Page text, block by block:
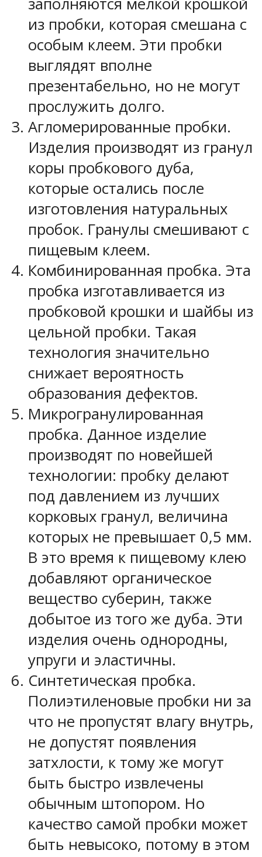
из пробки, которая смешана с
особым клеем. Эти пробки
выглядят вполне
презентабельно, но не могут
прослужить долго.
Агломерированные пробки.
Изделия производят из гранул
коры пробкового дуба,
которые остались после
изготовления натуральных
пробок. Гранулы смешивают с
пищевым клеем.
Комбинированная пробка. Эта
пробка изготавливается из
пробковой крошки и шайбы из
цельной пробки. Такая
технология значительно
снижает вероятность
образования дефектов.
Микрогранулированная
пробка. Данное изделие
производят по новейшей
технологии: пробку делают
под давлением из лучших
корковых гранул, величина
которых не превышает 0,5 мм.
В это время к пищевому клею
добавляют органическое
вещество суберин, также
добытое из того же дуба. Эти
изделия очень однородны,
упруги и эластичны.
Синтетическая пробка.
Полиэтиленовые пробки ни за
что не пропустят влагу внутрь,
не допустят появления
затхлости, к тому же могут
быть быстро извлечены
обычным штопором. Но
качество самой пробки может
быть невысоко, потому в этом